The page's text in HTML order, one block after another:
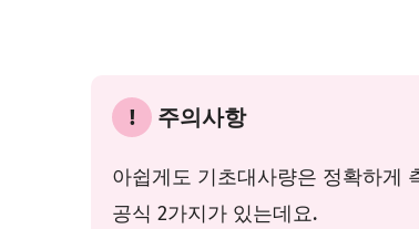
! 주의사항
아쉽게도 기초대사량은 정확하게
공식 2가지가 있는데요.